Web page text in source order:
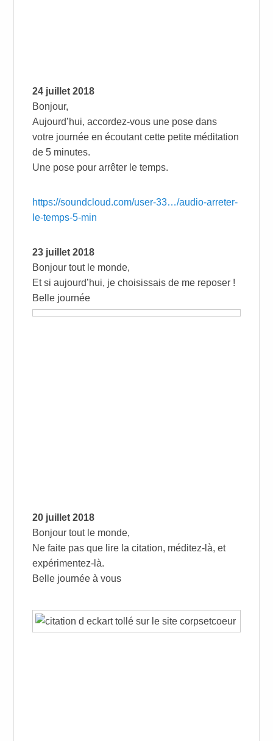
24 juillet 2018
Bonjour,
Aujourd’hui, accordez-vous une pose dans
votre journée en écoutant cette petite méditation
de 5 minutes.
Une pose pour arrêter le temps.
https://soundcloud.com/user-33…/audio-arreter-
le-temps-5-min
23 juillet 2018
Bonjour tout le monde,
Et si aujourd’hui, je choisissais de me reposer !
Belle journée
20 juillet 2018
Bonjour tout le monde,
Ne faite pas que lire la citation, méditez-là, et
expérimentez-là.
Belle journée à vous